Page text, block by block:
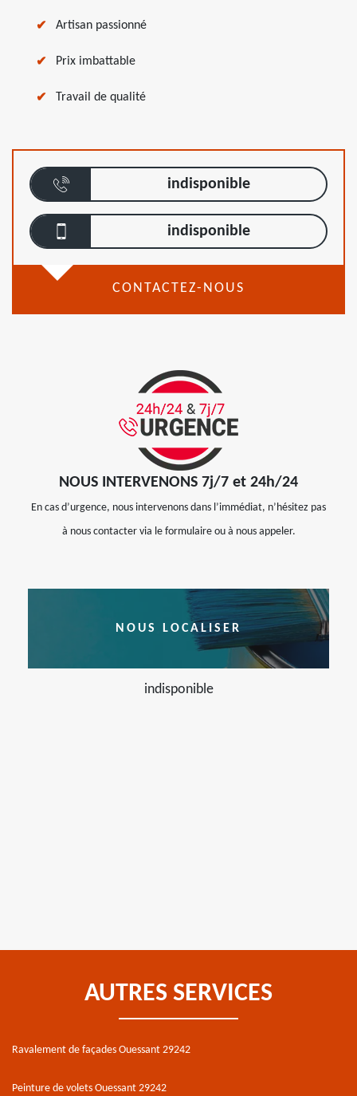
Artisan passionné
Prix imbattable
Travail de qualité
indisponible
indisponible
CONTACTEZ-NOUS
NOUS INTERVENONS 7j/7 et 24h/24
En cas d’urgence, nous intervenons dans l’immédiat, n’hésitez pas
à nous contacter via le formulaire ou à nous appeler.
NOUS LOCALISER
indisponible
AUTRES SERVICES
Ravalement de façades Ouessant 29242
Peinture de volets Ouessant 29242